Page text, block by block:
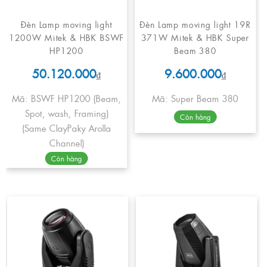
Đèn Lamp moving light
1200W Mitek & HBK BSWF
HP1200
50.120.000₫
Mã: BSWF HP1200 (Beam,
Spot, wash, Framing)
(Same ClayPaky Arolla
Channel)
Còn hàng
Đèn Lamp moving light 19R
371W Mitek & HBK Super
Beam 380
9.600.000₫
Mã: Super Beam 380
Còn hàng